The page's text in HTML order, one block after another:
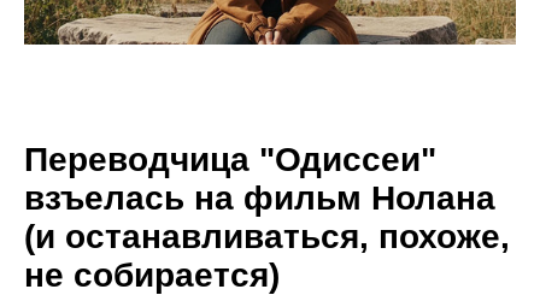
Переводчица "Одиссеи"
взъелась на фильм Нолана
(и останавливаться, похоже,
не собирается)